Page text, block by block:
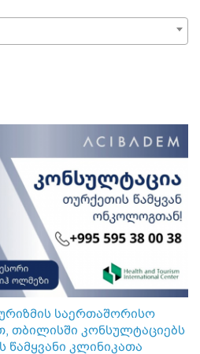
საერთაშორისო
თბილისში კონსულტაციებს
კლინიკათა